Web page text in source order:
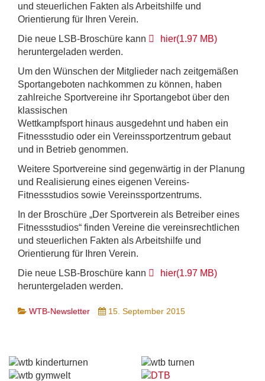
und steuerlichen Fakten als Arbeitshilfe und
Orientierung für Ihren Verein.
Die neue LSB-Broschüre kann
pdf
hier(1.97 MB)
heruntergeladen werden.
Um den Wünschen der Mitglieder nach zeitgemäßen
Sportangeboten nachkommen zu können, haben
zahlreiche Sportvereine ihr Sportangebot über den
klassischen
Wettkampfsport hinaus ausgedehnt und haben ein
Fitnessstudio oder ein Vereinssportzentrum gebaut
und in Betrieb genommen.
Weitere Sportvereine sind gegenwärtig in der Planung
und Realisierung eines eigenen Vereins-
Fitnessstudios sowie Vereinssportzentrums.
In der Broschüre „Der Sportverein als Betreiber eines
Fitnessstudios“ finden Vereine die vereinsrechtlichen
und steuerlichen Fakten als Arbeitshilfe und
Orientierung für Ihren Verein.
Die neue LSB-Broschüre kann
pdf
hier(1.97 MB)
heruntergeladen werden.
WTB-Newsletter 15. September 2015